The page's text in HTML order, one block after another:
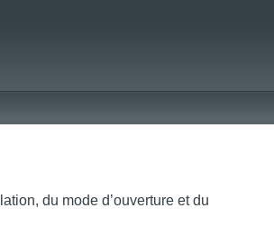
du mode d’ouverture et du